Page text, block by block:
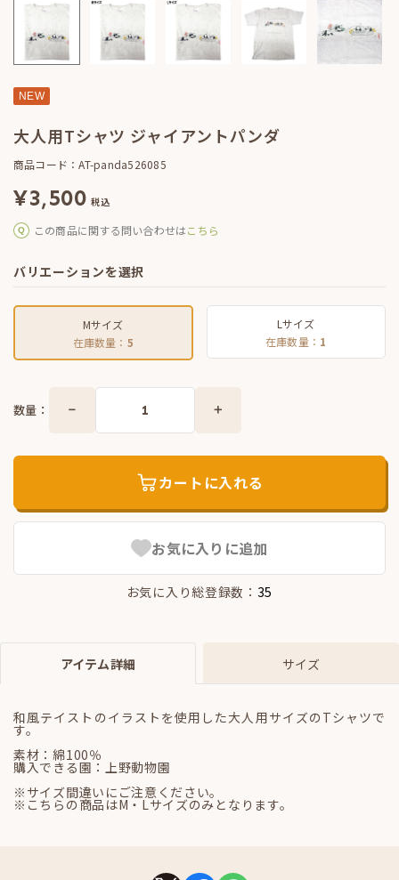
NEW
大人用Tシャツ ジャイアントパンダ
商品コード：AT-panda526085
¥3,500 税込
この商品に関する問い合わせはこちら
お気に入りに追加
お気に入り総登録数： 35
バリエーションを選択
Mサイズ
在庫数量： 5
Lサイズ
在庫数量： 1
数量：
カートに入れる
アイテム詳細 サイズ
和風テイストのイラストを使用した大人用サイズのTシャツで
す。
素材：綿100％
購入できる園：上野動物園
※サイズ間違いにご注意ください。
※こちらの商品はM・Lサイズのみとなります。